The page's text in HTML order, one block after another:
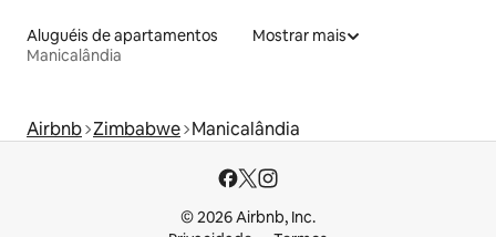
Aluguéis de apartamentos
Manicalândia
Mostrar mais
Airbnb Zimbabwe Manicalândia
© 2026 Airbnb, Inc.